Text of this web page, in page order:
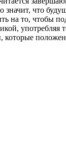
значит, что
на то, чтобы
употребляя
которые